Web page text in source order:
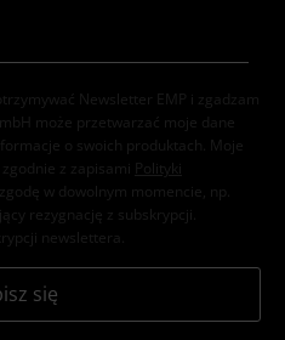
Newsletter EMP i zgadzam
może przetwarzać moje dane
o swoich produktach. Moje
z zapisami
Polityki
w dowolnym momencie, np.
rezygnację z subskrypcji.
newslettera.
się